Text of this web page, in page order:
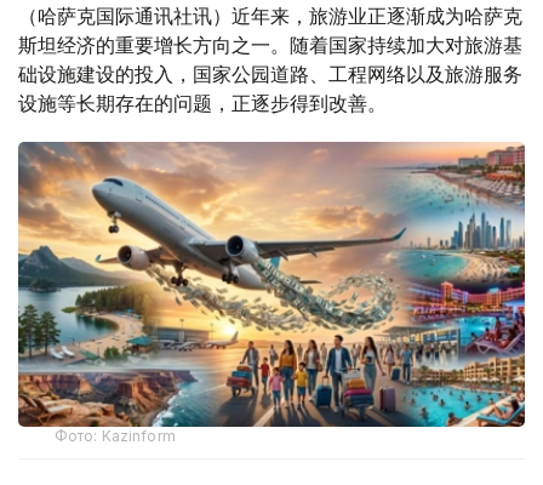
（哈萨克国际通讯社讯）近年来，旅游业正逐渐成为哈萨克
斯坦经济的重要增长方向之一。随着国家持续加大对旅游基
础设施建设的投入，国家公园道路、工程网络以及旅游服务
设施等长期存在的问题，正逐步得到改善。
Фото: Kazinform